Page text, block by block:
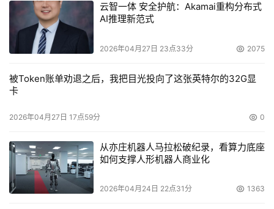
云智一体 安全护航：Akamai重构分布式
AI推理新范式
2026年04月27日 23点33分 2075
被Token账单劝退之后，我把目光投向了这张英特尔的32G显
卡
2026年04月27日 17点59分 0
从亦庄机器人马拉松破纪录，看算力底座
如何支撑人形机器人商业化
2026年04月24日 22点31分 1363